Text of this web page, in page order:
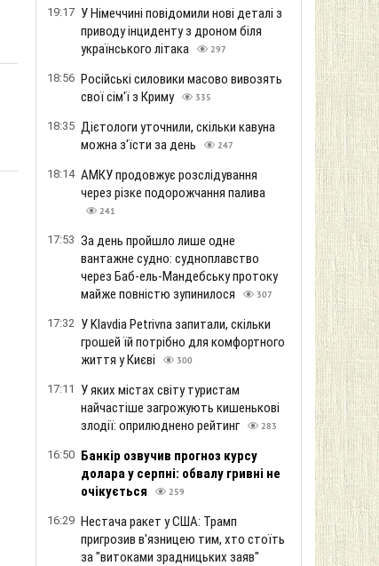
19:17 У Німеччині повідомили нові деталі з
приводу інциденту з дроном біля
українського літака
297
18:56 Російські силовики масово вивозять
свої сім'ї з Криму
335
18:35 Дієтологи уточнили, скільки кавуна
можна з'їсти за день
247
18:14 АМКУ продовжує розслідування
через різке подорожчання палива
241
17:53 За день пройшло лише одне
вантажне судно: судноплавство
через Баб-ель-Мандебську протоку
майже повністю зупинилося
307
17:32 У Klavdia Petrivna запитали, скільки
грошей їй потрібно для комфортного
життя у Києві
300
17:11
У яких містах світу туристам
найчастіше загрожують кишенькові
злодії: оприлюднено рейтинг
283
16:50 Банкір озвучив прогноз курсу
долара у серпні: обвалу гривні не
очікується
259
16:29 Нестача ракет у США: Трамп
пригрозив в'язницею тим, хто стоїть
за "витоками зрадницьких заяв"